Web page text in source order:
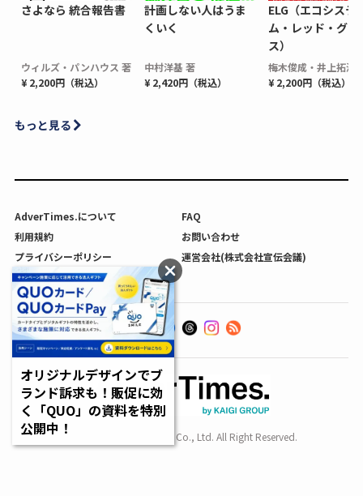
さよなら 統合報告書
ウィルズ・パンハウス 著
¥ 2,200円（税込）
計画しない人はうま
くいく
中村洋基 著
¥ 2,420円（税込）
ELG（エコシステ
ム・レッド・グロ
ス）
梅木俊成・井上拓海
¥ 2,200円（税込）
もっと見る
AdverTimes.について
FAQ
利用規約
お問い合わせ
プライバシーポリシー
運営会社(株式会社宣伝会議)
利用者情報の外部送信について
Copyright SENDENKAIGI Co., Ltd. All Right Reserved.
オリジナルデザインでブ
ランド訴求も！販促に効
く「QUO」の資料を特別
公開中！